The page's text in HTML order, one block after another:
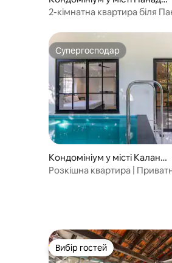
и
2-кімнатна квартира біля
Супергосподар
Супергосподар
Кондомініум у місті Калангу
т
Розкішна квартира |
Вибір гостей
Вибір гостей